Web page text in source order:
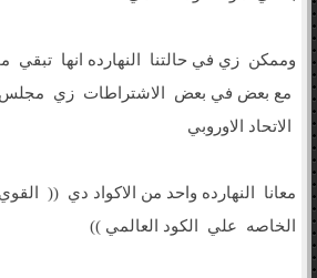
وممكن زي في حالتنا النهارده انها
مع بعض في بعض الاشتراطات زي مجلس
الاتحاد الاوروبي
معانا النهارده واحد من الاكواد دي ((
الخاصه علي الكود العالمي ))